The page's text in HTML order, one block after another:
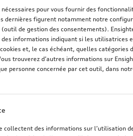
nécessaires pour vous fournir des
dernières figurent notamment notre
(outil de gestion des consentements).
des informations indiquant si les utilisatrices
et, le cas échéant, quelles catégories
trouverez d’autres informations sur
personne concernée par cet outil, dans
collectent des informations sur l’utilisation